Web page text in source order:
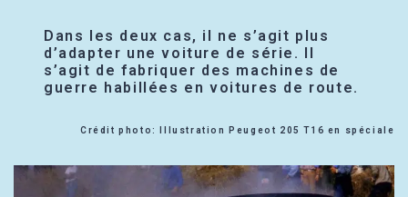
Dans les deux cas, il ne s’agit plus
d’adapter une voiture de série. Il
s’agit de fabriquer des machines de
guerre habillées en voitures de route.
Crédit photo: Illustration Peugeot 205 T16 en spéciale